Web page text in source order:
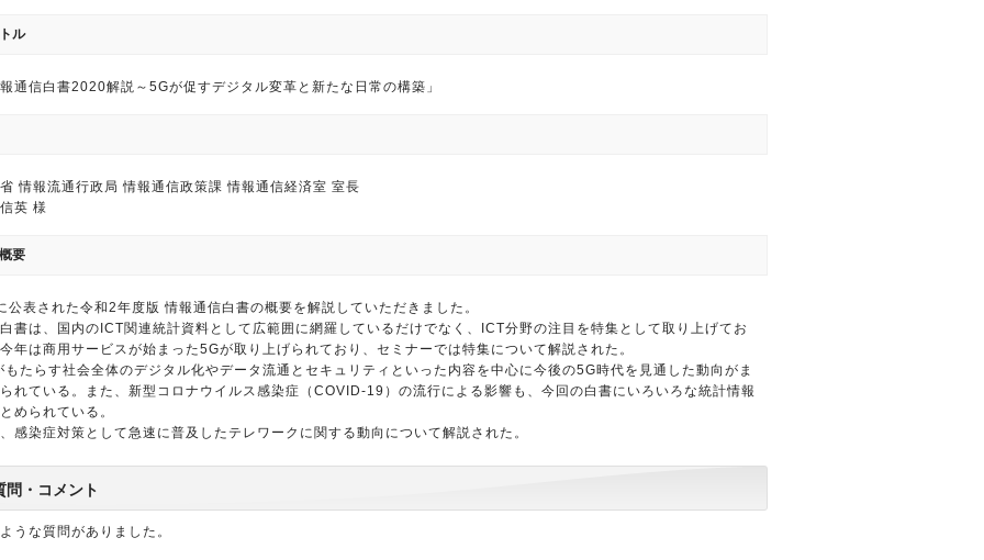
ル
報通信白書2020解説～5Gが促すデジタル変革と新たな日常の構築」
情報流通行政局 情報通信政策課 情報通信経済室 室長
英 様
要
公表された令和2年度版 情報通信白書の概要を解説していただきました。
書は、国内のICT関連統計資料として広範囲に網羅しているだけでなく、ICT分野の注目を特集として取り上げてお
年は商用サービスが始まった5Gが取り上げられており、セミナーでは特集について解説された。
もたらす社会全体のデジタル化やデータ流通とセキュリティといった内容を中心に今後の5G時代を見通した動向がま
れている。また、新型コロナウイルス感染症（COVID-19）の流行による影響も、今回の白書にいろいろな統計情報
められている。
感染症対策として急速に普及したテレワークに関する動向について解説された。
問・コメント
うな質問がありました。